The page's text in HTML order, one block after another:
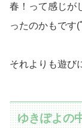
春！って感じが
ったのかもです(
それよりも遊び
ゆきぽよの